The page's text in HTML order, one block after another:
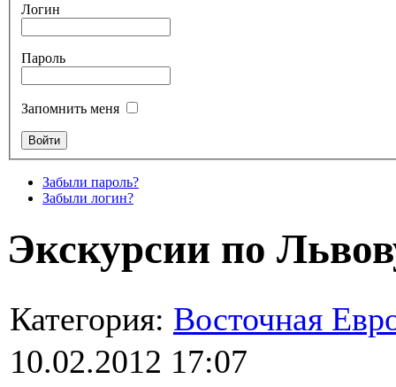
Логин
Пароль
Запомнить меня
Забыли пароль?
Забыли логин?
Экскурсии по
Категория: Восточная
10.02.2012 17:07